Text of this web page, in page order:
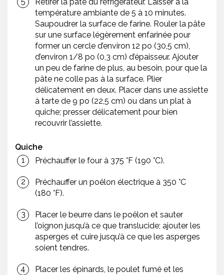
température ambiante de 5 à 10 minutes.
Saupoudrer la surface de farine. Rouler la pâte
sur une surface légèrement enfarinée pour
former un cercle d’environ 12 po (30,5 cm),
d’environ 1/8 po (0,3 cm) d’épaisseur. Ajouter
un peu de farine de plus, au besoin, pour que la
pâte ne colle pas à la surface. Plier
délicatement en deux. Placer dans une assiette
à tarte de 9 po (22,5 cm) ou dans un plat à
quiche; presser délicatement pour bien
recouvrir l’assiette.
Quiche
Préchauffer le four à 375 °F (190 °C).
Préchauffer un poêlon électrique à 350 °C
(180 °F).
Placer le beurre dans le poêlon et sauter
l’oignon jusqu’à ce que translucide; ajouter les
asperges et cuire jusqu’à ce que les asperges
soient tendres.
Placer les épinards, le poulet fumé et les